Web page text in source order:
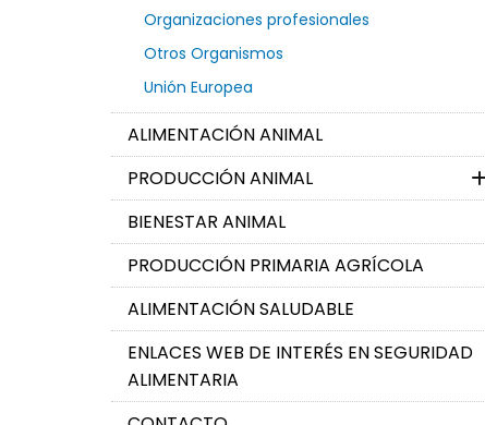
Organizaciones profesionales
Otros Organismos
Unión Europea
ALIMENTACIÓN ANIMAL
PRODUCCIÓN ANIMAL
BIENESTAR ANIMAL
PRODUCCIÓN PRIMARIA AGRÍCOLA
ALIMENTACIÓN SALUDABLE
ENLACES WEB DE INTERÉS EN SEGURIDAD
ALIMENTARIA